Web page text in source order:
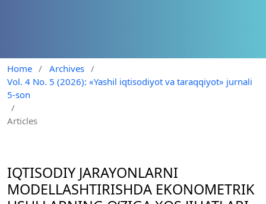
Home / Archives /
Vol. 4 No. 5 (2026): «Yashil iqtisodiyot va taraqqiyot» jurnali
5-son
/
Articles
IQTISODIY JARAYONLARNI
MODELLASHTIRISHDA EKONOMETRIK